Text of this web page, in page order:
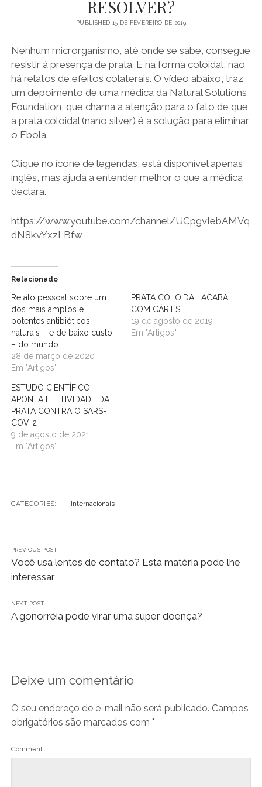
Ouro
Coloidal
RESOLVER?
PUBLISHED 15 DE FEVEREIRO DE 2019
Nenhum microrganismo, até onde se sabe, consegue
resistir à presença de prata. E na forma coloidal, não
há relatos de efeitos colaterais. O vídeo abaixo, traz
um depoimento de uma médica da Natural Solutions
Foundation, que chama a atenção para o fato de que
a prata coloidal (nano silver) é a solução para eliminar
o Ebola.
Clique no ícone de legendas, está disponível apenas
inglês, mas ajuda a entender melhor o que a médica
declara.
https://www.youtube.com/channel/UCpgvIebAMVq
dN8kvYxzLBfw
Relacionado
Relato pessoal sobre um
dos mais amplos e
potentes antibióticos
naturais – e de baixo custo
– do mundo.
28 de março de 2020
Em "Artigos"
PRATA COLOIDAL ACABA
COM CÁRIES
19 de agosto de 2019
Em "Artigos"
ESTUDO CIENTÍFICO
APONTA EFETIVIDADE DA
PRATA CONTRA O SARS-
COV-2
9 de agosto de 2021
Em "Artigos"
CATEGORIES: Internacionais
PREVIOUS POST
Você usa lentes de contato? Esta matéria pode lhe
interessar
NEXT POST
A gonorréia pode virar uma super doença?
Deixe um comentário
O seu endereço de e-mail não será publicado. Campos
obrigatórios são marcados com *
Comment